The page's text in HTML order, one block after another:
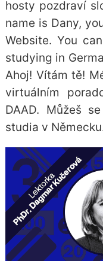
hosty pozdraví
name is Dany,
Website. You
studying in
Ahoj! Vítám tě!
virtuálním
DAAD. Můžeš
studia v